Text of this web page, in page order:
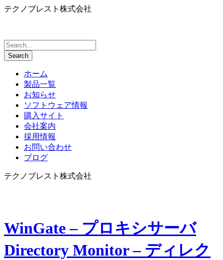
テクノブレスト株式会社
ホーム
製品一覧
お知らせ
ソフトウェア情報
購入サイト
会社案内
採用情報
お問い合わせ
ブログ
テクノブレスト株式会社
WinGate – プロキシサーバ
Directory Monitor – ディレク